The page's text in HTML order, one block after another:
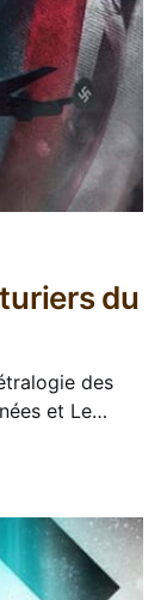
du
des
et Le
avec